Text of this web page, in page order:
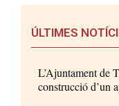
ÚLTIMES
L’Ajuntament de
construcció d’un